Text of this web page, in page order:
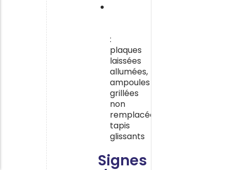
:
plaques
laissées
allumées,
ampoules
grillées
non
remplacées,
tapis
glissants
Signes